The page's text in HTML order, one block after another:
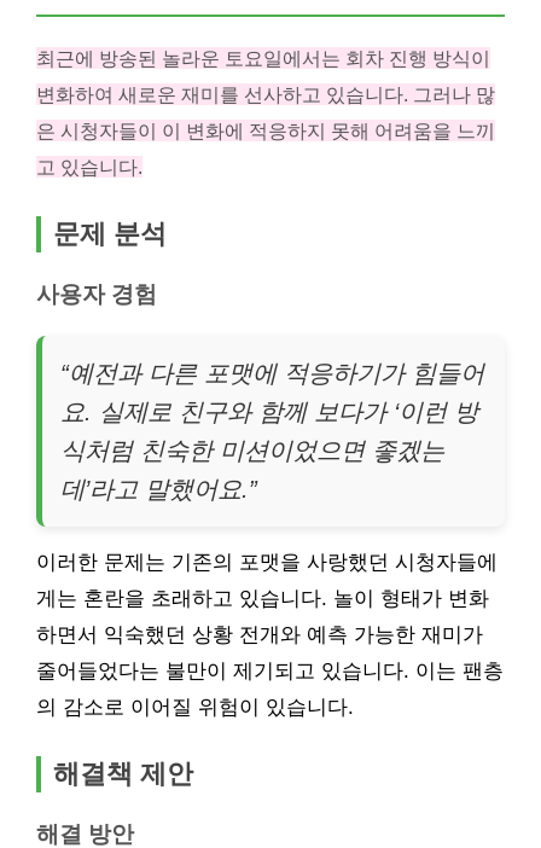
최근에 방송된 놀라운 토요일에서는 회차 진행 방식이
변화하여 새로운 재미를 선사하고 있습니다. 그러나 많
은 시청자들이 이 변화에 적응하지 못해 어려움을 느끼
고 있습니다.
문제 분석
사용자 경험
“예전과 다른 포맷에 적응하기가 힘들어
요. 실제로 친구와 함께 보다가 ‘이런 방
식처럼 친숙한 미션이었으면 좋겠는
데’라고 말했어요.”
이러한 문제는 기존의 포맷을 사랑했던 시청자들에
게는 혼란을 초래하고 있습니다. 놀이 형태가 변화
하면서 익숙했던 상황 전개와 예측 가능한 재미가
줄어들었다는 불만이 제기되고 있습니다. 이는 팬층
의 감소로 이어질 위험이 있습니다.
해결책 제안
해결 방안